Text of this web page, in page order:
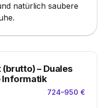
natürlich saubere
(brutto)– Duales
Informatik
724–950 €